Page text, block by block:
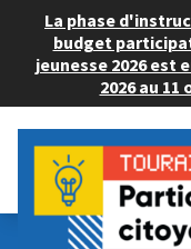
La phase
budget
jeunesse 2026 est
2026 au 11
Budget Participatif